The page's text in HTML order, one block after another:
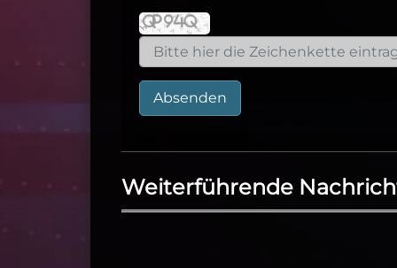
Absenden
Weiterführende